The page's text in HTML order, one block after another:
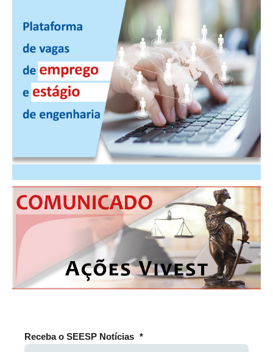
MANUAL DE REDAÇÃO
RELEASES
CONTATO
CADASTRO
ASSOCIE-SE
ATUALIZAÇÃO CADASTRAL
Receba o SEESP Notícias *